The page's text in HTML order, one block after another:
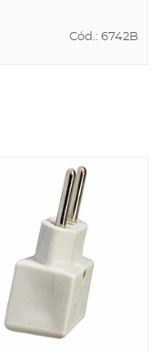
Cód.: 6742B